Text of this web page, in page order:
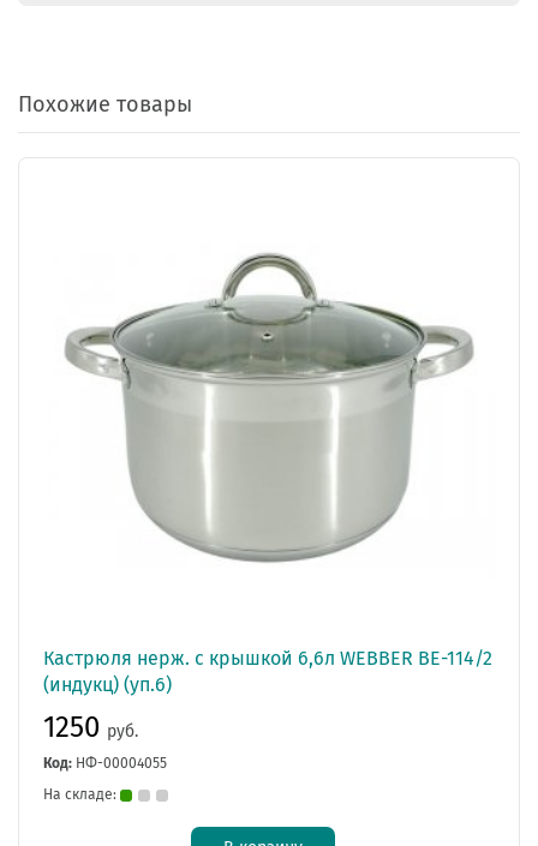
Похожие товары
Кастрюля нерж. с крышкой 6,6л WEBBER ВЕ-114/2
(индукц) (уп.6)
1250 руб.
Код: НФ-00004055
На складе: